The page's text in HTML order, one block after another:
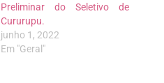
Preliminar do Seletivo de
Cururupu.
junho 1, 2022
Em "Geral"